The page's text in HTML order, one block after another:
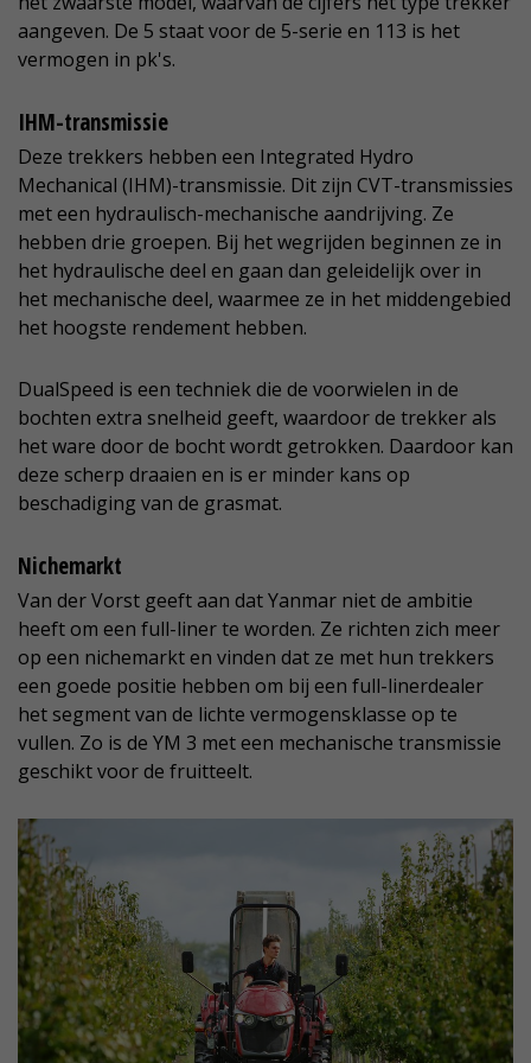
aangeven. De 5 staat voor de 5-serie en 113 is het
vermogen in pk's.
IHM-transmissie
Deze trekkers hebben een Integrated Hydro
Mechanical (IHM)-transmissie. Dit zijn CVT-transmissies
met een hydraulisch-mechanische aandrijving. Ze
hebben drie groepen. Bij het wegrijden beginnen ze in
het hydraulische deel en gaan dan geleidelijk over in
het mechanische deel, waarmee ze in het middengebied
het hoogste rendement hebben.
DualSpeed is een techniek die de voorwielen in de
bochten extra snelheid geeft, waardoor de trekker als
het ware door de bocht wordt getrokken. Daardoor kan
deze scherp draaien en is er minder kans op
beschadiging van de grasmat.
Nichemarkt
Van der Vorst geeft aan dat Yanmar niet de ambitie
heeft om een full-liner te worden. Ze richten zich meer
op een nichemarkt en vinden dat ze met hun trekkers
een goede positie hebben om bij een full-linerdealer
het segment van de lichte vermogensklasse op te
vullen. Zo is de YM 3 met een mechanische transmissie
geschikt voor de fruitteelt.